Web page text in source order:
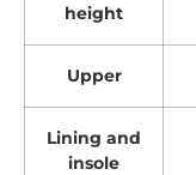
height
Upper
Lining and
insole